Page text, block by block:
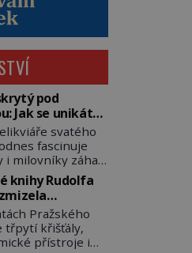
pod
Jak se unikátní
poklad dostal
Bečova?
svatého
fascinuje
i milovníky záhad
světě. Tato
zlatnická
13. století je
korunovačních
druhým
movitým
knihy Rudolfa
knihovna
Pražského
třpytí křišťály,
přístroje i